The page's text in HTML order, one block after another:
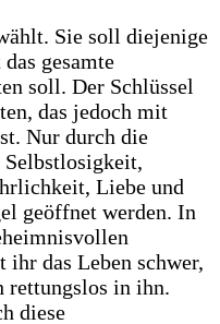
Sie soll diejenige
gesamte
soll. Der Schlüssel
das jedoch mit
Nur durch die
Liebe und
geöffnet werden. In
das Leben schwer,
rettungslos in ihn.
diese